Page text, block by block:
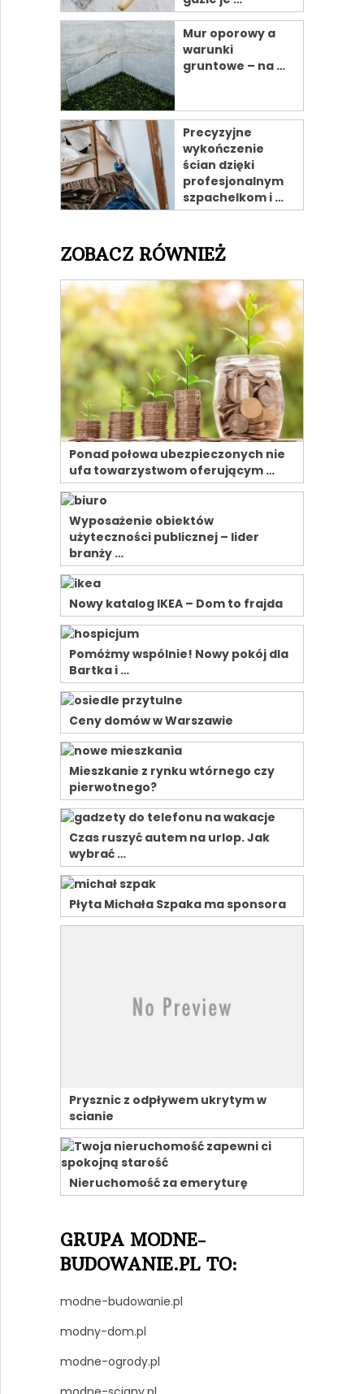
Mur oporowy a
warunki
gruntowe – na …
Precyzyjne
wykończenie
ścian dzięki
profesjonalnym
szpachelkom i …
ZOBACZ RÓWNIEŻ
Ponad połowa ubezpieczonych nie
ufa towarzystwom oferującym …
Wyposażenie obiektów
użyteczności publicznej – lider
branży …
Nowy katalog IKEA – Dom to frajda
Pomóżmy wspólnie! Nowy pokój dla
Bartka i …
Ceny domów w Warszawie
Mieszkanie z rynku wtórnego czy
pierwotnego?
Czas ruszyć autem na urlop. Jak
wybrać …
Płyta Michała Szpaka ma sponsora
Prysznic z odpływem ukrytym w
scianie
Nieruchomość za emeryturę
GRUPA MODNE-
BUDOWANIE.PL TO:
modne-budowanie.pl
modny-dom.pl
modne-ogrody.pl